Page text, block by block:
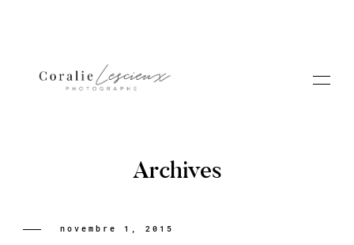
Portfolio
Archives
novembre 1, 2015